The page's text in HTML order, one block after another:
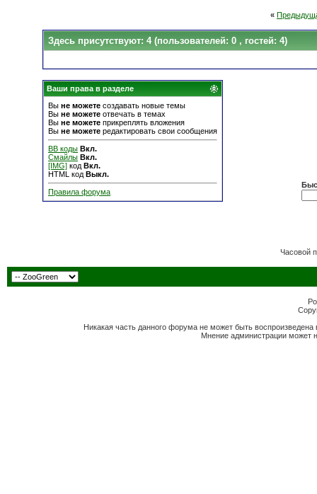
«
Здесь присутствуют: 4 (пользователей: 0 , гостей: 4)
Ваши права в разделе
Вы не можете создавать новые темы
Вы не можете отвечать в темах
Вы не можете прикреплять вложения
Вы не можете редактировать свои сообщения
BB коды Вкл.
Смайлы Вкл.
[IMG] код Вкл.
HTML код Выкл.
Правила форума
Часовой
Никакая часть данного форума не может быть
Мнение администрации может